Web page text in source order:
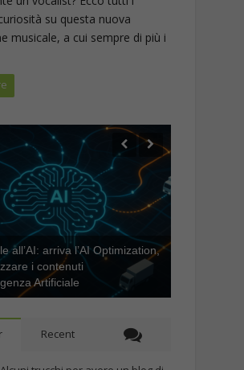
su questa nuova
musicale, a cui sempre di più i
all’AI: arriva l’AI Optimization,
i contenuti
Artificiale
Recent